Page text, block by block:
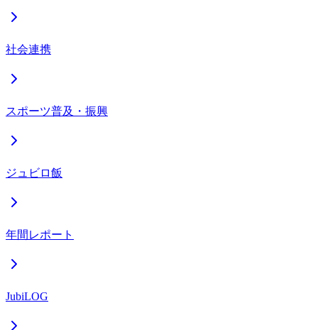
社会連携
スポーツ普及・振興
ジュビロ飯
年間レポート
JubiLOG